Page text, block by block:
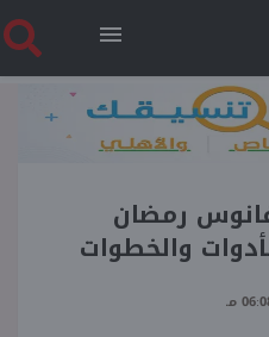
2026 رمضان
والخطوات